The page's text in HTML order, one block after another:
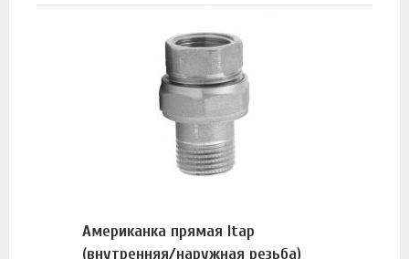
Американка прямая Itap
(внутренняя/наружная резьба)